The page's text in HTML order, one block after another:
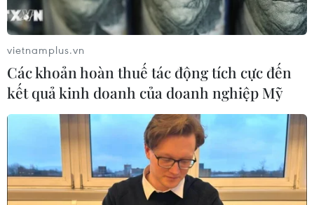
vietnamplus.vn
Các khoản hoàn thuế tác động tích cực đến
kết quả kinh doanh của doanh nghiệp Mỹ